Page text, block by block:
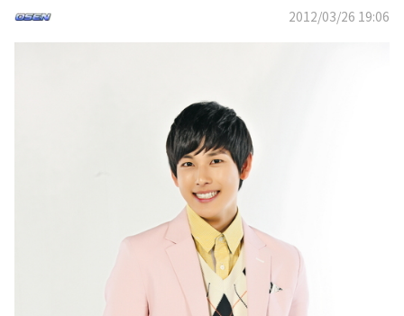
2012/03/26 19:06